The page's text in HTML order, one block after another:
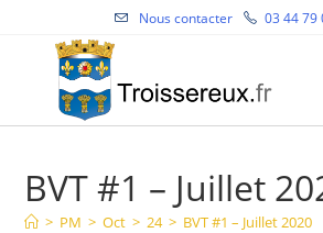
Nous contacter 03 44 79
BVT #1 – Juillet
> PM > Oct > 24 > BVT #1 – Juillet 2020